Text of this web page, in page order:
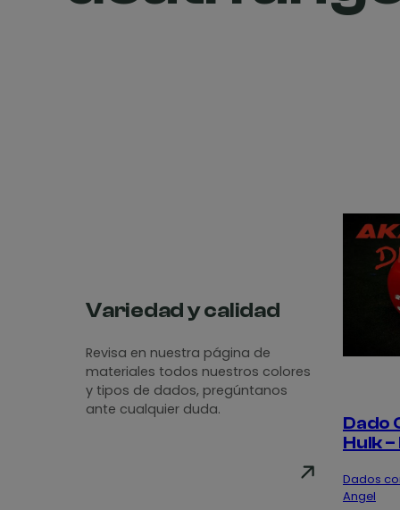
Dado
Hulk
Dados
Angel
Variedad y calidad
Revisa en nuestra página de
materiales todos nuestros colores
y tipos de dados, pregúntanos
ante cualquier duda.